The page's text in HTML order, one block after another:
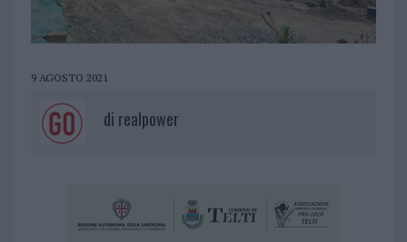
9 AGOSTO 2021
di realpower